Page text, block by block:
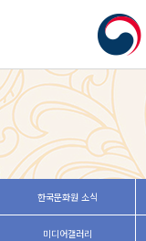
한국문화원 소식
미디어갤러리